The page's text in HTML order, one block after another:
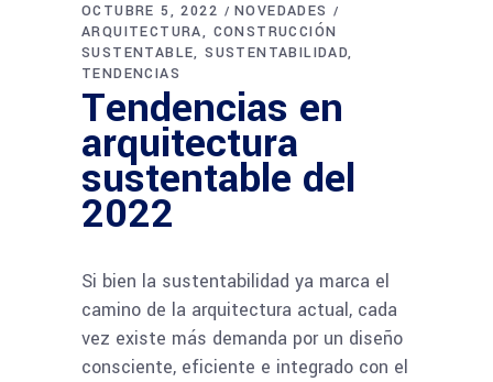
OCTUBRE 5, 2022
NOVEDADES
ARQUITECTURA
CONSTRUCCIÓN
SUSTENTABLE SUSTENTABILIDAD
TENDENCIAS
Tendencias en
arquitectura
sustentable del
2022
Si bien la sustentabilidad ya marca el
camino de la arquitectura actual, cada
vez existe más demanda por un diseño
consciente, eficiente e integrado con el